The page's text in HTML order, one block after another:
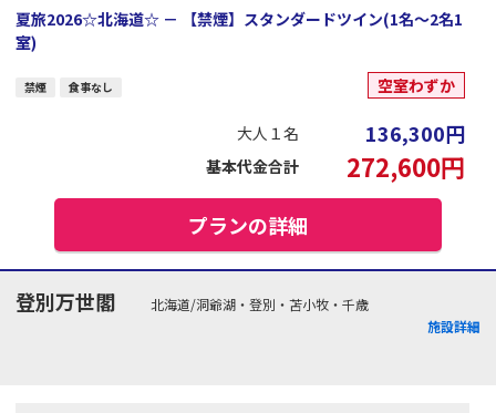
夏旅2026☆北海道☆ － 【禁煙】スタンダードツイン(1名～2名1
室)
禁煙 食事なし 空室わずか
大人１名 136,300円
基本代金合計 272,600円
プランの詳細
登別万世閣
北海道/洞爺湖・登別・苫小牧・千歳
施設詳細